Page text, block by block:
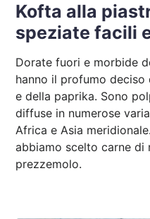
Kofta alla
speziate facili
Dorate fuori e morbide
hanno il profumo
e della paprika. Sono
diffuse in numerose
Africa e Asia
abbiamo scelto carne di
prezzemolo.